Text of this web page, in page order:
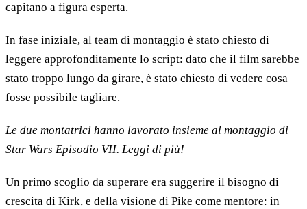
capitano a figura esperta.
In fase iniziale, al team di montaggio è stato chiesto di
leggere approfonditamente lo script: dato che il film sarebbe
stato troppo lungo da girare, è stato chiesto di vedere cosa
fosse possibile tagliare.
Le due montatrici hanno lavorato insieme al montaggio di
Star Wars Episodio VII. Leggi di più!
Un primo scoglio da superare era suggerire il bisogno di
crescita di Kirk, e della visione di Pike come mentore: in